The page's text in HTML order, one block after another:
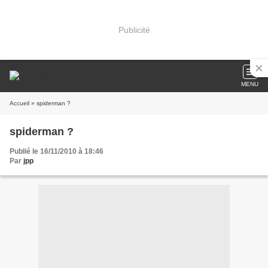
Publicité
MENU
Accueil » spiderman ?
spiderman ?
Publié le 16/11/2010 à 18:46
Par jpp